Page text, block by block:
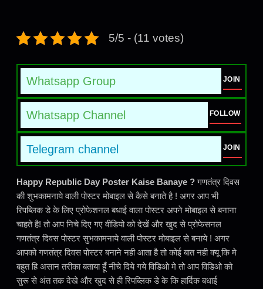
5/5 - (11 votes)
Whatsapp Group JOIN
Whatsapp Channel FOLLOW
Telegram channel JOIN
Happy Republic Day Poster Kaise Banaye ?गणतंत्र दिवस
की शुभकामनाये वाली पोस्टर मोबाइल से कैसे बनाते है ! अगर आप भी
रिपब्लिक डे के लिए प्रोफेशनल बधाई वाला पोस्टर अपने मोबाइल से बनाना
चाहते है! तो आप निचे दिए गए वीडियो को देखें और खुद से प्रोफेसनल
गणतंत्र दिवस पोस्टर सुभकामनाये वाली पोस्टर मोबाइल से बनाये ! अगर
आपको गणतंत्र दिवस पोस्टर बनाने नही आता है तो कोई बात नही क्यू कि मे
बहुत हि असान तरीका बताया हूँ नीचे दिये गये विडिओ मे तो आप विडिओ को
सुरू से अंत तक देखे और खुद से ही रिपब्लिक डे के कि हार्दिक बधाई